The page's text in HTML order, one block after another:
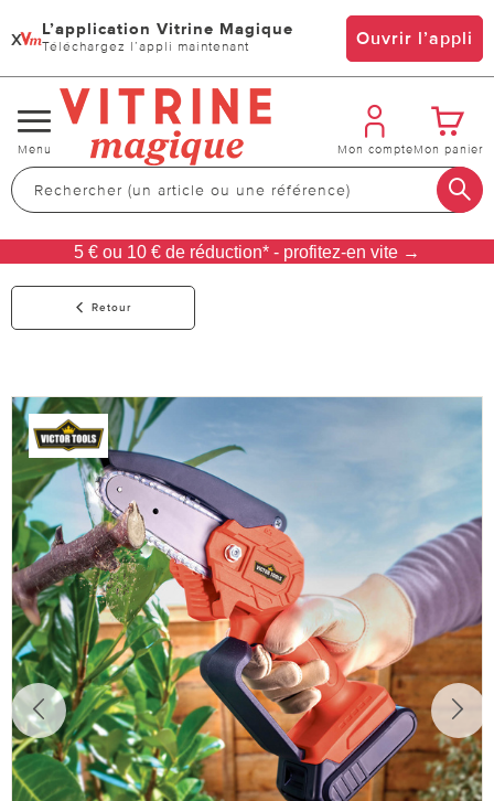
x L’application Vitrine Magique
Téléchargez l’appli maintenant Ouvrir l’appli
Changer
de
navigation
Menu Mon compteMon panier
5 € ou 10 € de réduction* - profitez-en vite →
Retour